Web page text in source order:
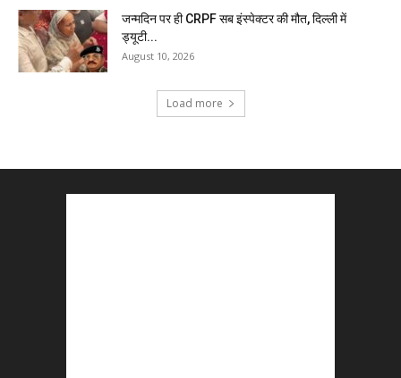
जन्मदिन पर ही CRPF सब इंस्पेक्टर की मौत, दिल्ली में
ड्यूटी...
August 10, 2026
Load more